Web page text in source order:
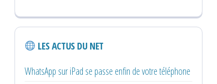
LES ACTUS DU NET
WhatsApp sur iPad se passe enfin de votre téléphone